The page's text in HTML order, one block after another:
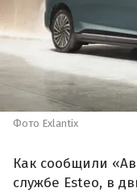
Фото Exlantix
Как сообщили
службе Esteo, в